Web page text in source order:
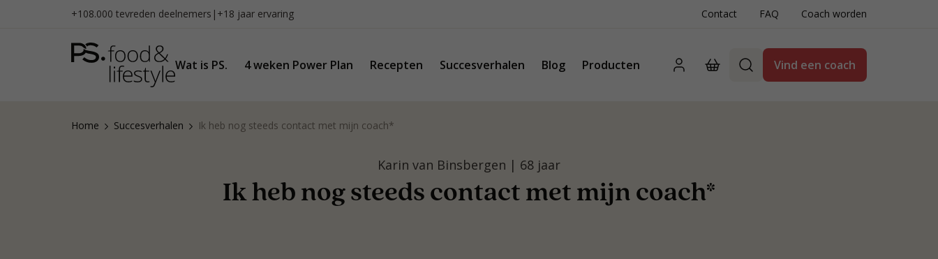
+108.000 tevreden deelnemers | +18 jaar ervaring Contact FAQ Coach worden
Wat is PS. 4 weken Power Plan Recepten Succesverhalen Blog Producten Vind een coach
Home Succesverhalen Ik heb nog steeds contact met mijn coach*
Karin van Binsbergen | 68 jaar
Ik heb nog steeds contact met mijn coach*